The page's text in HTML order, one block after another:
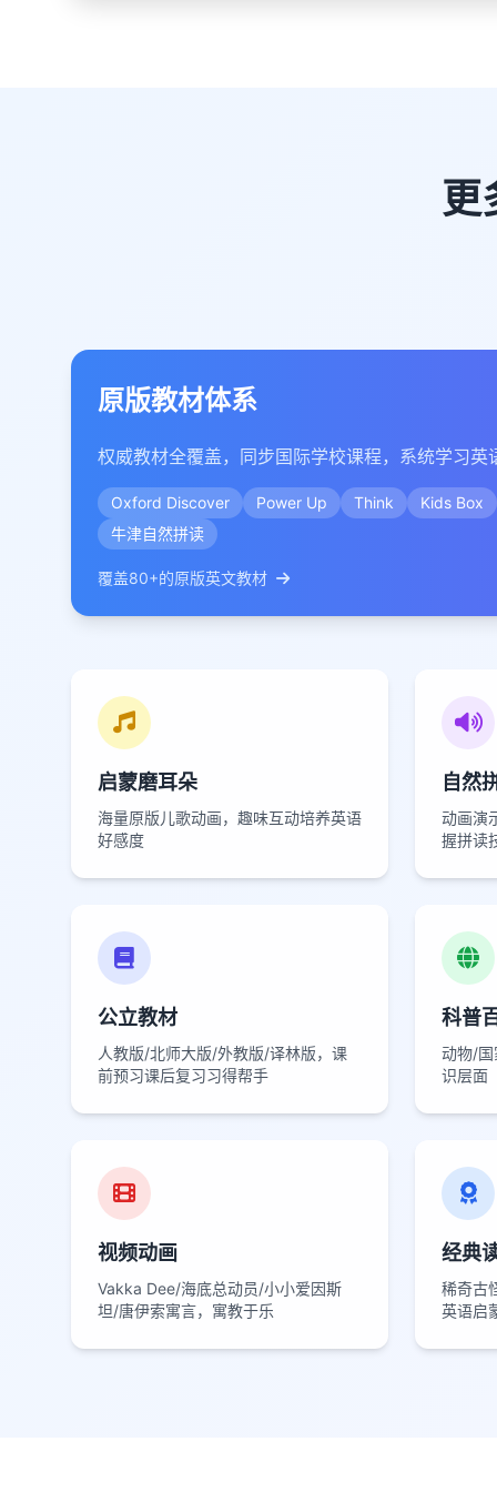
更
原版教材体系
权威教材全覆盖，同步国际学校课程，系统学习英
Oxford Discover Power Up Think
Kids Box
牛津自然拼读
覆盖80+的原版英文教材
启蒙磨耳朵
海量原版儿歌动画，趣味互动培养英语
好感度
自然
动画演
握拼读
公立教材
人教版/北师大版/外教版/译林版，课
前预习课后复习习得帮手
科普
动物/国
识层面
视频动画
Vakka Dee/海底总动员/小小爱因斯
坦/唐伊索寓言，寓教于乐
经典
稀奇古
英语启